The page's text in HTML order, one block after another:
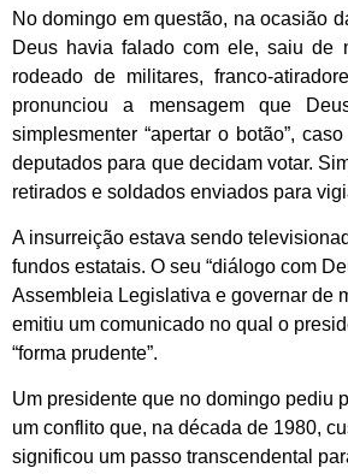
No domingo em questão, na ocasião
Deus havia falado com ele, saiu de
rodeado de militares, franco-
pronunciou a mensagem que
simplesmenter “apertar o botão”,
deputados para que decidam votar.
retirados e soldados enviados para
A insurreição estava sendo
fundos estatais. O seu “diálogo com
Assembleia Legislativa e governar de
emitiu um comunicado no qual o
“forma prudente”.
Um presidente que no domingo pediu
um conflito que, na década de 1980,
significou um passo transcendental